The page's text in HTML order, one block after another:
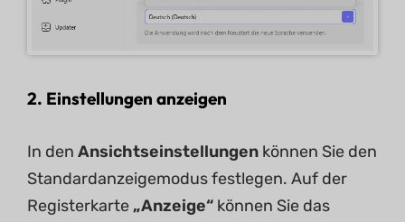
2. Einstellungen anzeigen
In den Ansichtseinstellungen können Sie den
Standardanzeigemodus festlegen. Auf der
Registerkarte „Anzeige“ können Sie das